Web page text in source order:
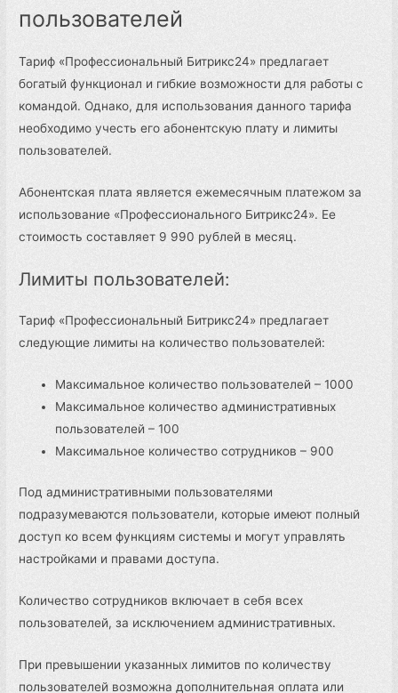
пользователей
Тариф «Профессиональный Битрикс24» предлагает
богатый функционал и гибкие возможности для работы с
командой. Однако, для использования данного тарифа
необходимо учесть его абонентскую плату и лимиты
пользователей.
Абонентская плата является ежемесячным платежом за
использование «Профессионального Битрикс24». Ее
стоимость составляет 9 990 рублей в месяц.
Лимиты пользователей:
Тариф «Профессиональный Битрикс24» предлагает
следующие лимиты на количество пользователей:
Максимальное количество пользователей – 1000
Максимальное количество административных
пользователей – 100
Максимальное количество сотрудников – 900
Под административными пользователями
подразумеваются пользователи, которые имеют полный
доступ ко всем функциям системы и могут управлять
настройками и правами доступа.
Количество сотрудников включает в себя всех
пользователей, за исключением административных.
При превышении указанных лимитов по количеству
пользователей возможна дополнительная оплата или